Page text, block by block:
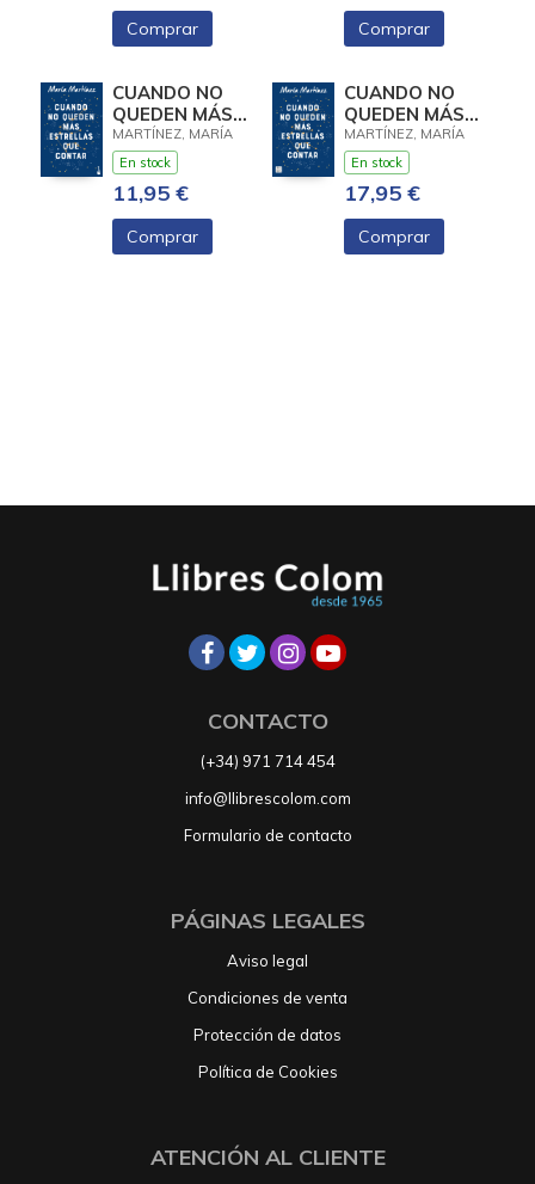
Comprar Comprar
CUANDO NO
QUEDEN MÁS
ESTRELLAS
QUE CONTAR
MARTÍNEZ, MARÍA
En stock
11,95 €
Comprar
CUANDO NO
QUEDEN MÁS
ESTRELLAS
QUE CONTAR
MARTÍNEZ, MARÍA
En stock
17,95 €
Comprar
CONTACTO
(+34) 971 714 454
info@llibrescolom.com
Formulario de contacto
PÁGINAS LEGALES
Aviso legal
Condiciones de venta
Protección de datos
Política de Cookies
ATENCIÓN AL CLIENTE